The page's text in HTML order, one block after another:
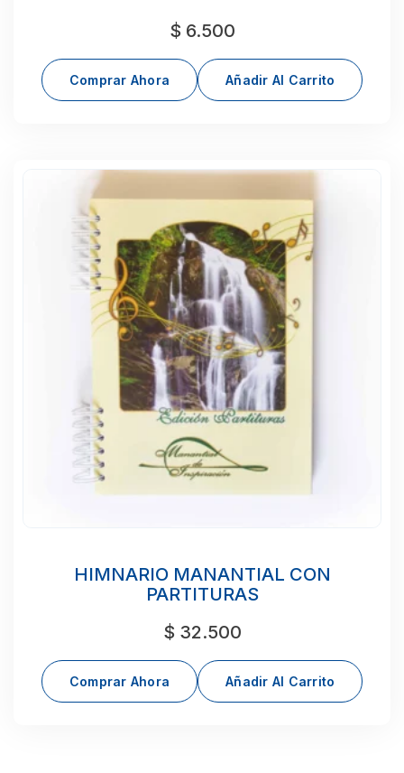
$ 6.500
Comprar Ahora Añadir Al Carrito
HIMNARIO MANANTIAL CON
PARTITURAS
$ 32.500
Comprar Ahora Añadir Al Carrito